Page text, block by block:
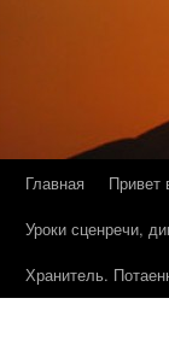
Главная Привет
Уроки сценречи,
Хранитель.